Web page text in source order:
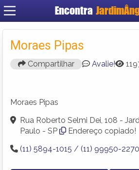
Encontra
Cadastrar
Moraes Pipas
Compartilhar Avalie!
Moraes Pipas
Rua Roberto Selmi Dei, 108 -
Paulo - SP
Endereço copiado!
(11) 5894-1015 / (11) 99950-2270